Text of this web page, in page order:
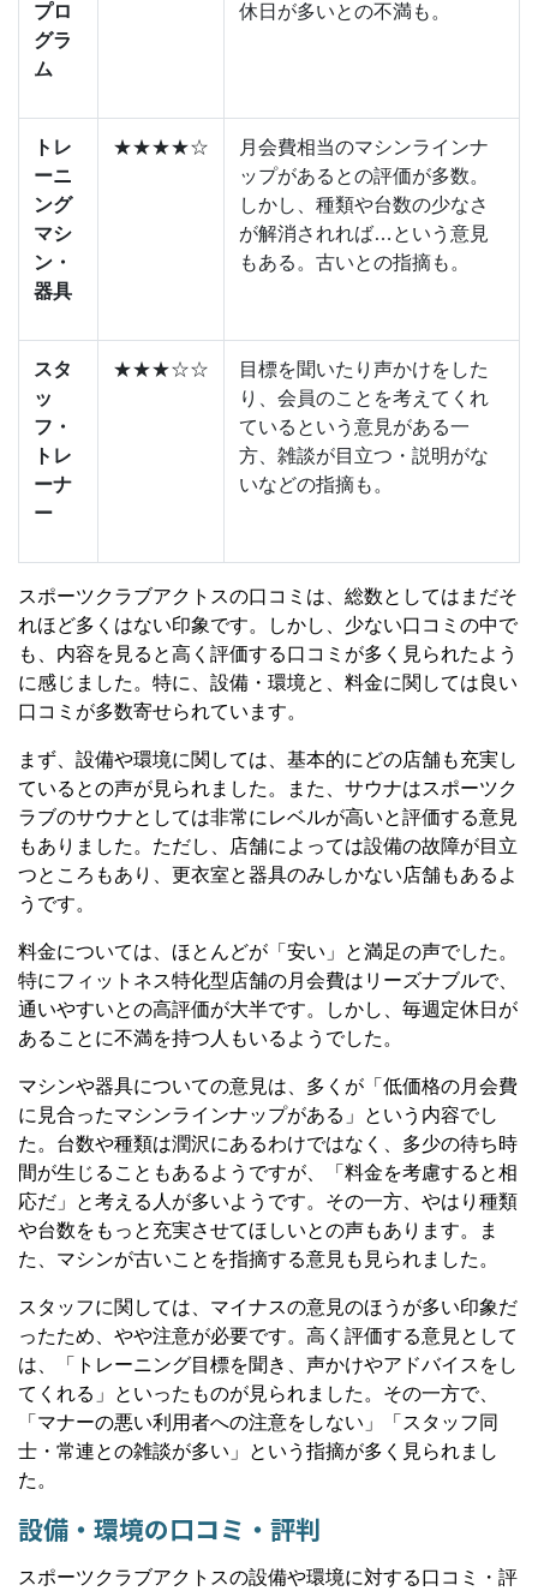
プロ
グラ
ム
休日が多いとの不満も。
トレ
ーニ
ング
マシ
ン・
器具
★★★★☆
月会費相当のマシンラインナ
ップがあるとの評価が多数。
しかし、種類や台数の少なさ
が解消されれば… という意見
もある。古いとの指摘も。
スタ
ッ
フ・
トレ
ーナ
ー
★★★☆☆
目標を聞いたり声かけをした
り、会員のことを考えてくれ
ているという意見がある一
方、雑談が目立つ・説明がな
いなどの指摘も。
スポーツクラブアクトスの口コミは、総数としてはまだそ
れほど多くはない印象です。しかし、少ない口コミの中で
も、内容を見ると高く評価する口コミが多く見られたよう
に感じました。特に、設備・環境と、料金に関しては良い
口コミが多数寄せられています。
まず、設備や環境に関しては、基本的にどの店舗も充実し
ているとの声が見られました。また、サウナはスポーツク
ラブのサウナとしては非常にレベルが高いと評価する意見
もありました。ただし、店舗によっては設備の故障が目立
つところもあり、更衣室と器具のみしかない店舗もあるよ
うです。
料金については、ほとんどが「安い」と満足の声でした。
特にフィットネス特化型店舗の月会費はリーズナブルで、
通いやすいとの高評価が大半です。しかし、毎週定休日が
あることに不満を持つ人もいるようでした。
マシンや器具についての意見は、多くが「低価格の月会費
に見合ったマシンラインナップがある」という内容でし
た。台数や種類は潤沢にあるわけではなく、多少の待ち時
間が生じることもあるようですが、「料金を考慮すると相
応だ」と考える人が多いようです。その一方、やはり種類
や台数をもっと充実させてほしいとの声もあります。ま
た、マシンが古いことを指摘する意見も見られました。
スタッフに関しては、マイナスの意見のほうが多い印象だ
ったため、やや注意が必要です。高く評価する意見として
は、「トレーニング目標を聞き、声かけやアドバイスをし
てくれる」といったものが見られました。その一方で、
「マナーの悪い利用者への注意をしない」「スタッフ同
士・常連との雑談が多い」という指摘が多く見られまし
た。
設備・環境の口コミ・評判
スポーツクラブアクトスの設備や環境に対する口コミ・評